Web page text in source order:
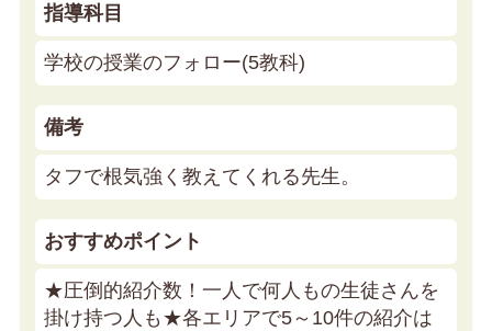
指導科目
学校の授業のフォロー(5教科)
備考
タフで根気強く教えてくれる先生。
おすすめポイント
★圧倒的紹介数！一人で何人もの生徒さんを
掛け持つ人も★各エリアで5～10件の紹介は